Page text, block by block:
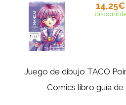
14,25€
Juego de dibujo TACO
Comics libro guía de